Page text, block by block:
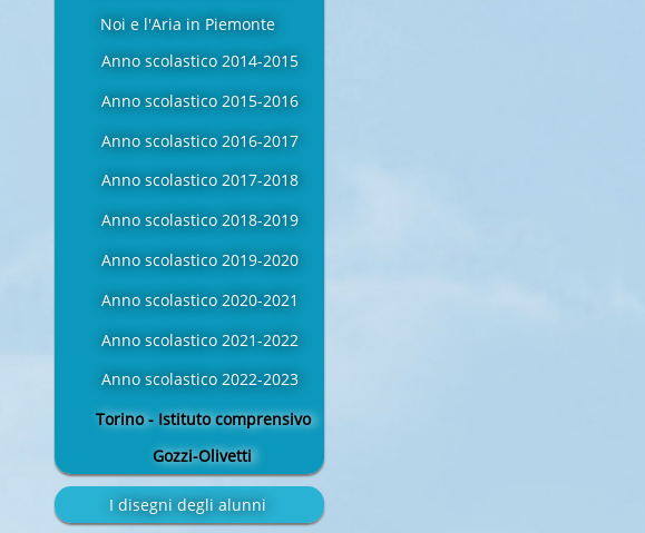
Noi e l'Aria in Piemonte
Anno scolastico 2014-2015
Anno scolastico 2015-2016
Anno scolastico 2016-2017
Anno scolastico 2017-2018
Anno scolastico 2018-2019
Anno scolastico 2019-2020
Anno scolastico 2020-2021
Anno scolastico 2021-2022
Anno scolastico 2022-2023
Torino - Istituto comprensivo
Gozzi-Olivetti
I disegni degli alunni